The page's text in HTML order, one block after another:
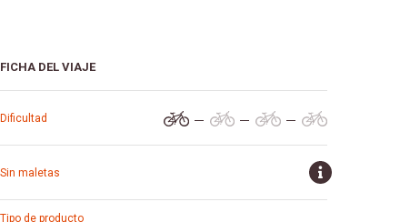
FICHA DEL VIAJE
dificultad
sin maletas
tipo de producto